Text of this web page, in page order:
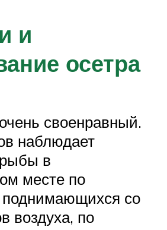
и
осетра
своенравный.
наблюдает
в
месте по
поднимающихся со
воздуха, по